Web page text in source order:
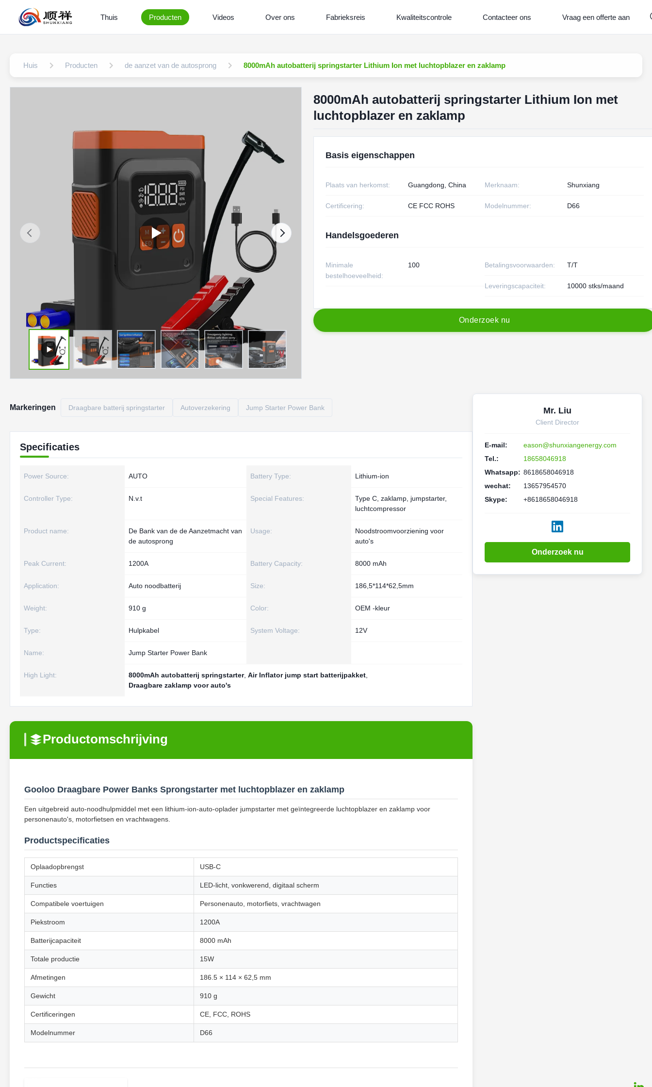
Thuis Producten Videos Over ons Fabrieksreis Kwaliteitscontrole Contacteer ons Vraag een offerte aan
Huis Producten de aanzet van de autosprong 8000mAh autobatterij springstarter Lithium Ion met luchtopblazer en zaklamp
8000mAh autobatterij springstarter Lithium Ion met
luchtopblazer en zaklamp
Basis eigenschappen
Plaats van herkomst: Guangdong, China Merknaam: Shunxiang
Certificering: CE FCC ROHS Modelnummer: D66
Handelsgoederen
Minimale
bestelhoeveelheid:
100 Betalingsvoorwaarden: T/T
Leveringscapaciteit: 10000 stks/maand
Onderzoek nu
Markeringen Draagbare batterij springstarter Autoverzekering Jump Starter Power Bank
Specificaties
Power Source: AUTO Battery Type: Lithium-ion
Controller Type: N.v.t Special Features:
Type C, zaklamp, jumpstarter,
luchtcompressor
Product name:
De Bank van de de Aanzetmacht van
de autosprong
Usage:
Noodstroomvoorziening voor
auto's
Peak Current: 1200A Battery Capacity: 8000 mAh
Application: Auto noodbatterij Size: 186,5*114*62,5mm
Weight: 910 g Color: OEM -kleur
Type: Hulpkabel System Voltage: 12V
Name: Jump Starter Power Bank
High Light: 8000mAh autobatterij springstarter, Air Inflator jump start batterijpakket
Draagbare zaklamp voor auto's
Productomschrijving
Gooloo Draagbare Power Banks Sprongstarter met luchtopblazer en zaklamp
Een uitgebreid auto-noodhulpmiddel met een lithium-ion-auto-oplader jumpstarter met geïntegreerde luchtopblazer en zaklamp voor
personenauto's, motorfietsen en vrachtwagens.
Productspecificaties
Oplaadopbrengst USB-C
Functies LED-licht, vonkwerend, digitaal scherm
Compatibele voertuigen Personenauto, motorfiets, vrachtwagen
Piekstroom 1200A
Batterijcapaciteit 8000 mAh
Totale productie 15W
Afmetingen 186.5 × 114 × 62,5 mm
Gewicht 910 g
Certificeringen CE, FCC, ROHS
Modelnummer D66
Mr. Liu
Client Director
E-mail:
eason@shunxiangenergy.com
Tel.:
18658046918
Whatsapp: 8618658046918
wechat:
13657954570
Skype:
+8618658046918
Onderzoek nu